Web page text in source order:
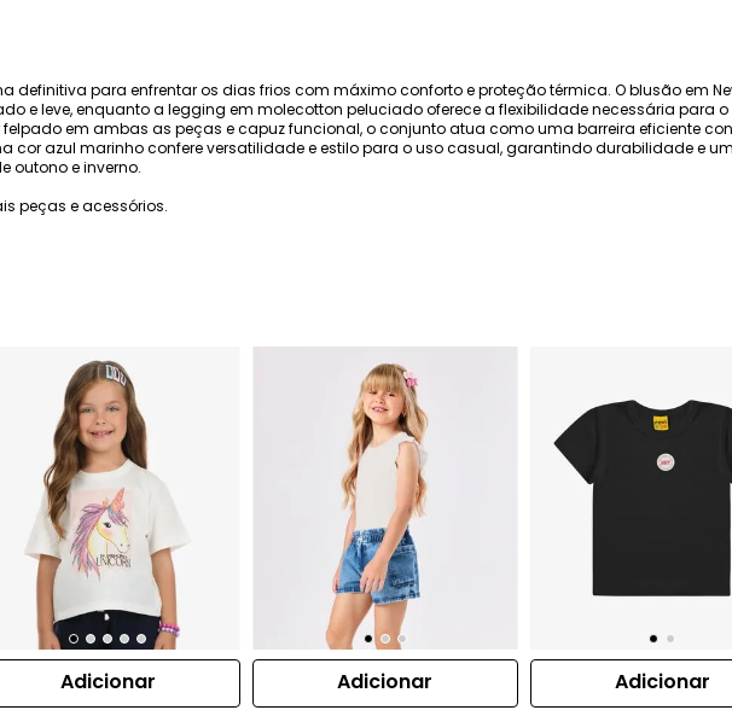
definitiva para enfrentar os dias frios com máximo conforto e proteção térmica. O blusão em
e leve, enquanto a legging em molecotton peluciado oferece a flexibilidade necessária para o
em ambas as peças e capuz funcional, o conjunto atua como uma barreira eficiente
cor azul marinho confere versatilidade e estilo para o uso casual, garantindo durabilidade e
outono e inverno.
peças e acessórios.
Adicionar Adicionar Adicionar